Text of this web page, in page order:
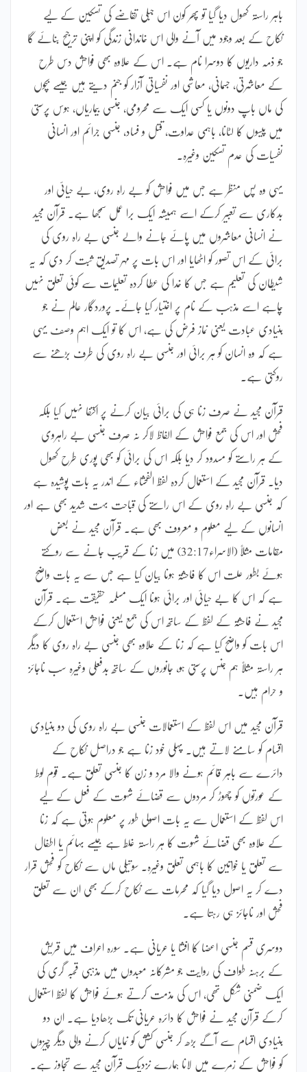
باہر راستہ کھول دیا گیا تو پھر کون اس جبلی تقاضے کی تسکین کے لیے
نکاح کے بعد وجود میں آنے والی اس خاندانی زندگی کو اپنی ترجیح بنائے گا
جو ذمہ داریوں کا دوسرا نام ہے۔ اس کے علاوہ بھی فواحش دس طرح
کے معاشرتی، جسمانی، معاشی اور نفسیاتی آزار کو جنم دیتے ہیں جیسے بچوں
کی ماں باپ دونوں یا کسی ایک سے محرومی، جنسی بیماریاں، ہوس پرستی
میں پیسوں کا لٹانا، باہمی عداوت، قتل و فساد، جنسی جرائم اور انسانی
نفسیات کی عدم تسکین وغیرہ۔
یہی وہ پس منظر ہے جس میں فواحش کو بے راہ روی، بے حیائی اور
بدکاری سے تعبیر کرکے اسے ہمیشہ ایک برا عمل سمجھا ہے۔ قرآن مجید
نے انسانی معاشروں میں پائے جانے والے جنسی بے راہ روی کی
برائی کے اس تصور کو اٹھایا اور اس بات پر مہر تصدیق ثبت کر دی کہ یہ
شیطان کی تعلیم ہے جس کا خدا کی عطا کردہ تعلیمات سے کوئی تعلق نہیں
چاہے اسے مذہب کے نام پر اختیار کیا جائے۔ پروردگار عالم نے جو
بنیادی عبادت یعنی نماز فرض کی ہے، اس کا تو ایک اہم وصف یہی
ہے کہ وہ انسان کو ہر برائی اور جنسی بے راہ روی کی طرف بڑھنے سے
روکتی ہے۔
قرآن مجید نے صرف زنا ہی کی برائی بیان کرنے پر اکتفا نہیں کیا بلکہ
فحش اور اس کی جمع فواحش کے الفاظ لاکر نہ صرف جنسی بے راہروی
کے ہر راستے کو مسدود کر دیا بلکہ اس کی برائی کو بھی پوری طرح کھول
دیا۔ قرآن مجید کے استعمال کردہ لفظ الفحشاء کے اندر یہ بات پوشیدہ ہے
کہ جنسی بے راہ روی کے اس راستے کی قباحت بہت شدید بھی ہے اور
انسانوں کے لیے معلوم و معروف بھی ہے۔ قرآن مجید نے بعض
مقامات مثلاً (الاسراء32:17) میں زنا کے قریب جانے سے روکتے
ہوئے بطور علت اس کا فاحشۃ ہونا بیان کیا ہے جس سے یہ بات واضح
ہے کہ اس کا بے حیائی اور برائی ہونا ایک مسلمہ حقیقت ہے۔ قرآن
مجید نے فاحشۃ کے لفظ کے ساتھ اس کی جمع یعنی فواحش استعمال کرکے
اس بات کو واضح کیا ہے کہ زنا کے علاوہ بھی جنسی بے راہ روی کا دیگر
ہر راستہ مثلاً ہم جنس پرستی ہو، جانوروں کے ساتھ بدفعلی وغیرہ سب ناجائز
و حرام ہیں۔
قرآن مجید میں اس لفظ کے استعمالات جنسی بے راہ روی کی دو بنیادی
اقسام کو سامنے لاتے ہیں۔ پہلی خود زنا ہے جو دراصل نکاح کے
دائرے سے باہر قائم ہونے والا مرد و زن کا جنسی تعلق ہے۔ قوم لوط
کے عورتوں کو چھوڑ کر مردوں سے قضائے شہوت کے فعل کے لیے
اس لفظ کے استعمال سے یہ بات اصولی طور پر معلوم ہوتی ہے کہ زنا
کے علاوہ بھی قضائے شہوت کا ہر راستہ غلط ہے جیسے بہائم یا اطفال
سے تعلق یا خواتین کا باہمی تعلق وغیرہ۔ سوتیلی ماں سے نکاح کو فحش قرار
دے کر یہ اصول دیا گیا کہ محرمات سے نکاح کرکے بھی ان سے تعلق
فحش اور ناجائز ہی رہتا ہے۔
دوسری قسم جنسی اعضا کا افشا یا عریانی ہے۔ سورہ اعراف میں قریش
کے برہنہ طواف کی روایت جو مشرکانہ معبدوں میں مذہبی قحبہ گری کی
ایک ضمنی شکل تھی، اس کی مذمت کرتے ہوئے فواحش کا لفظ استعمال
کرکے قرآن مجید نے فواحش کا دائرہ عریانی تک بڑھادیا ہے۔ ان دو
بنیادی اقسام سے آگے بڑھ کر جنسی کشش کو نمایاں کرنے والی دیگر چیزوں
کو فواحش کے زمرے میں لانا ہمارے نزدیک قرآن مجید سے تجاوز ہے۔